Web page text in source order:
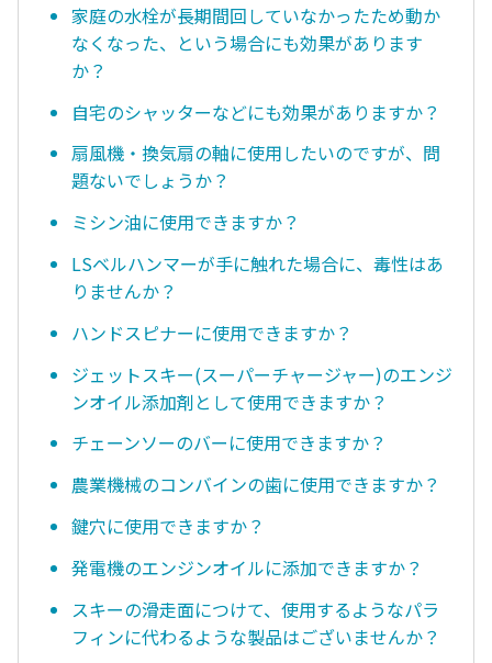
家庭の水栓が長期間回していなかったため動か
なくなった、という場合にも効果があります
か？
自宅のシャッターなどにも効果がありますか？
扇風機・換気扇の軸に使用したいのですが、問
題ないでしょうか？
ミシン油に使用できますか？
LSベルハンマーが手に触れた場合に、毒性はあ
りませんか？
ハンドスピナーに使用できますか？
ジェットスキー(スーパーチャージャー)のエンジ
ンオイル添加剤として使用できますか？
チェーンソーのバーに使用できますか？
農業機械のコンバインの歯に使用できますか？
鍵穴に使用できますか？
発電機のエンジンオイルに添加できますか？
スキーの滑走面につけて、使用するようなパラ
フィンに代わるような製品はございませんか？